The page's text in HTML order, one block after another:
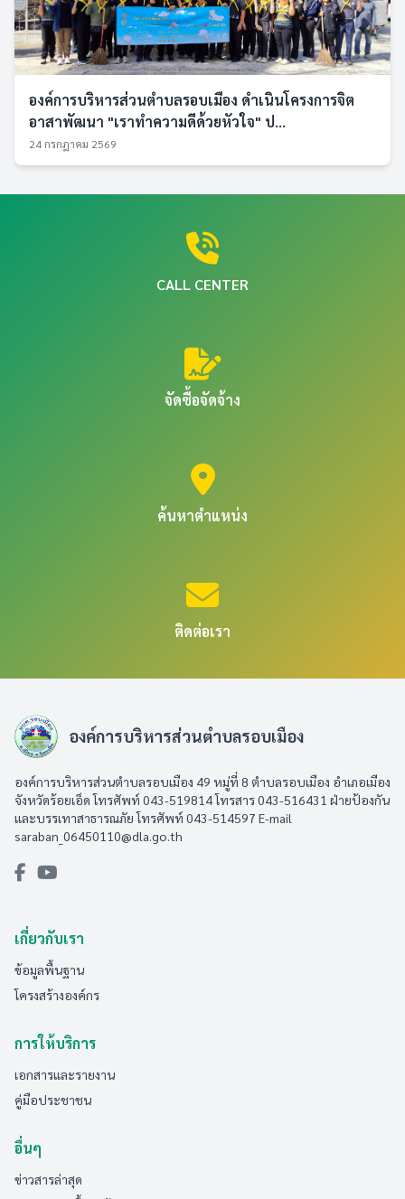
องค์การบริหารส่วนตำบลรอบเมือง ดำเนินโครงการจิต
อาสาพัฒนา "เราทำความดีด้วยหัวใจ" ป...
24 กรกฎาคม 2569
CALL CENTER
จัดซื้อจัดจ้าง
ค้นหาตำแหน่ง
ติดต่อเรา
องค์การบริหารส่วนตำบลรอบเมือง
องค์การบริหารส่วนตำบลรอบเมือง 49 หมู่ที่ 8 ตำบลรอบเมือง อำเภอเมือง
จังหวัดร้อยเอ็ด โทรศัพท์ 043-519814 โทรสาร 043-516431​ ฝ่ายป้องกัน
และบรรเทาสาธารณภัย โทรศัพท์ 043-514597 E-mail
saraban_06450110@dla.go.th
เกี่ยวกับเรา
ข้อมูลพื้นฐาน
โครงสร้างองค์กร
การให้บริการ
เอกสารและรายงาน
คู่มือประชาชน
อื่นๆ
ข่าวสารล่าสุด